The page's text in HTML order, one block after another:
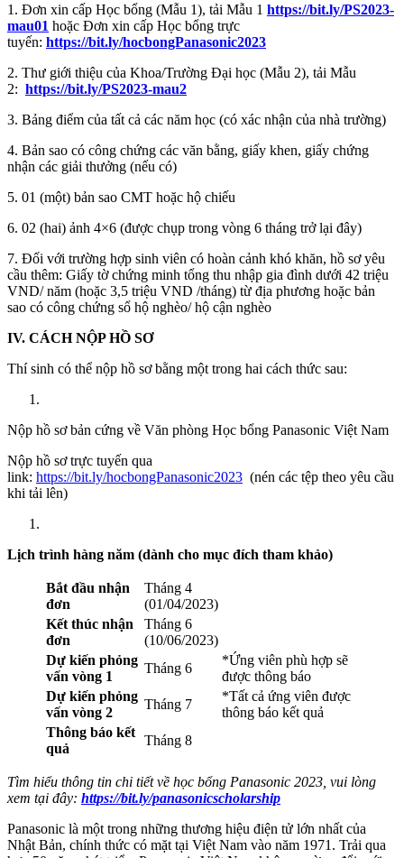
1. Đơn xin cấp Học bổng (Mẫu 1), tải Mẫu 1 https://bit.ly/PS2023-
mau01 hoặc Đơn xin cấp Học bổng trực
tuyến: https://bit.ly/hocbongPanasonic2023
2. Thư giới thiệu của Khoa/Trường Đại học (Mẫu 2), tải Mẫu
2: https://bit.ly/PS2023-mau2
3. Bảng điểm của tất cả các năm học (có xác nhận của nhà trường)
4. Bản sao có công chứng các văn bằng, giấy khen, giấy chứng
nhận các giải thưởng (nếu có)
5. 01 (một) bản sao CMT hoặc hộ chiếu
6. 02 (hai) ảnh 4×6 (được chụp trong vòng 6 tháng trở lại đây)
7. Đối với trường hợp sinh viên có hoàn cảnh khó khăn, hồ sơ yêu
cầu thêm: Giấy tờ chứng minh tổng thu nhập gia đình dưới 42 triệu
VND/ năm (hoặc 3,5 triệu VND /tháng) từ địa phương hoặc bản
sao có công chứng sổ hộ nghèo/ hộ cận nghèo
IV. CÁCH NỘP HỒ SƠ
Thí sinh có thể nộp hồ sơ bằng một trong hai cách thức sau:
Nộp hồ sơ bản cứng về Văn phòng Học bổng Panasonic Việt Nam
Nộp hồ sơ trực tuyến qua
link: https://bit.ly/hocbongPanasonic2023 (nén các tệp theo yêu cầu
khi tải lên)
Lịch trình hàng năm (dành cho mục đích tham khảo)
Bắt đầu nhận
đơn
Tháng 4
(01/04/2023)
Kết thúc nhận
đơn
Tháng 6
(10/06/2023)
Dự kiến phỏng
vấn vòng 1
Tháng 6
*Ứng viên phù hợp sẽ
được thông báo
Dự kiến phỏng
vấn vòng 2
Tháng 7
*Tất cả ứng viên được
thông báo kết quả
Thông báo kết
quả
Tháng 8
Tìm hiểu thông tin chi tiết về học bổng Panasonic 2023, vui lòng
xem tại đây: https://bit.ly/panasonicscholarship
Panasonic là một trong những thương hiệu điện tử lớn nhất của
Nhật Bản, chính thức có mặt tại Việt Nam vào năm 1971. Trải qua